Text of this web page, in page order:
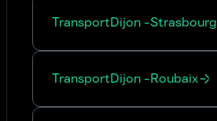
TransportDijon -Strasbourg
TransportDijon -Roubaix